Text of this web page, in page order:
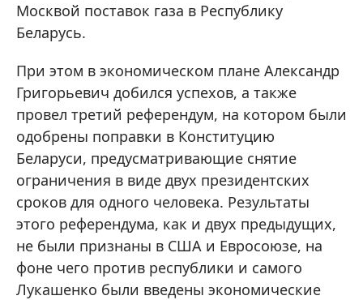
Москвой поставок газа в Республику
Беларусь.
При этом в экономическом плане Александр
Григорьевич добился успехов, а также
провел третий референдум, на котором были
одобрены поправки в Конституцию
Беларуси, предусматривающие снятие
ограничения в виде двух президентских
сроков для одного человека. Результаты
этого референдума, как и двух предыдущих,
не были признаны в США и Евросоюзе, на
фоне чего против республики и самого
Лукашенко были введены экономические